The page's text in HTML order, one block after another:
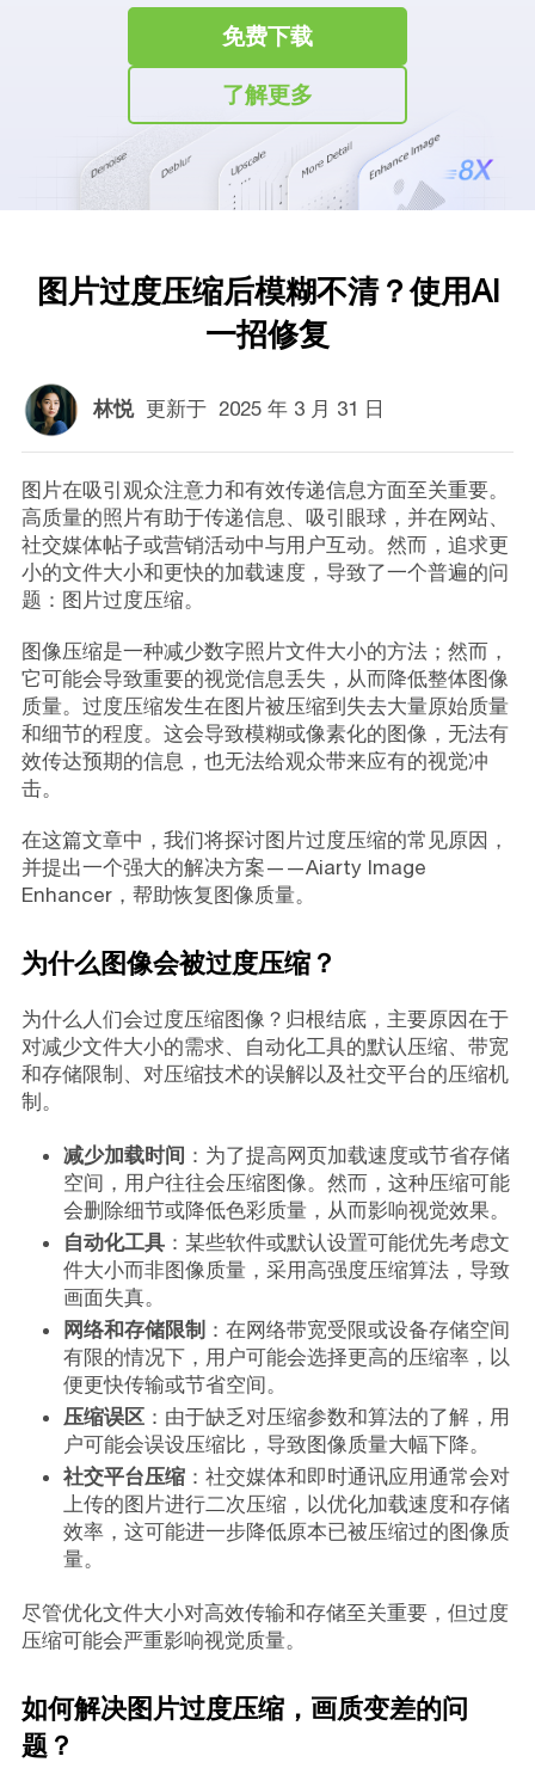
免费下载
了解更多
图片过度压缩后模糊不清？使用AI
一招修复
林悦更新于 2025 年 3 月 31 日
图片在吸引观众注意力和有效传递信息方面至关重要。
高质量的照片有助于传递信息、吸引眼球，并在网站、
社交媒体帖子或营销活动中与用户互动。然而，追求更
小的文件大小和更快的加载速度，导致了一个普遍的问
题：图片过度压缩。
图像压缩是一种减少数字照片文件大小的方法；然而，
它可能会导致重要的视觉信息丢失，从而降低整体图像
质量。过度压缩发生在图片被压缩到失去大量原始质量
和细节的程度。这会导致模糊或像素化的图像，无法有
效传达预期的信息，也无法给观众带来应有的视觉冲
击。
在这篇文章中，我们将探讨图片过度压缩的常见原因，
并提出一个强大的解决方案——Aiarty Image
Enhancer，帮助恢复图像质量。
为什么图像会被过度压缩？
为什么人们会过度压缩图像？归根结底，主要原因在于
对减少文件大小的需求、自动化工具的默认压缩、带宽
和存储限制、对压缩技术的误解以及社交平台的压缩机
制。
减少加载时间 ：为了提高网页加载速度或节省存储
空间，用户往往会压缩图像。然而，这种压缩可能
会删除细节或降低色彩质量，从而影响视觉效果。
自动化工具：某些软件或默认设置可能优先考虑文
件大小而非图像质量，采用高强度压缩算法，导致
画面失真。
网络和存储限制 ：在网络带宽受限或设备存储空间
有限的情况下，用户可能会选择更高的压缩率，以
便更快传输或节省空间。
压缩误区：由于缺乏对压缩参数和算法的了解，用
户可能会误设压缩比，导致图像质量大幅下降。
社交平台压缩：社交媒体和即时通讯应用通常会对
上传的图片进行二次压缩，以优化加载速度和存储
效率，这可能进一步降低原本已被压缩过的图像质
量。
尽管优化文件大小对高效传输和存储至关重要，但过度
压缩可能会严重影响视觉质量。
如何解决图片过度压缩，画质变差的问
题？